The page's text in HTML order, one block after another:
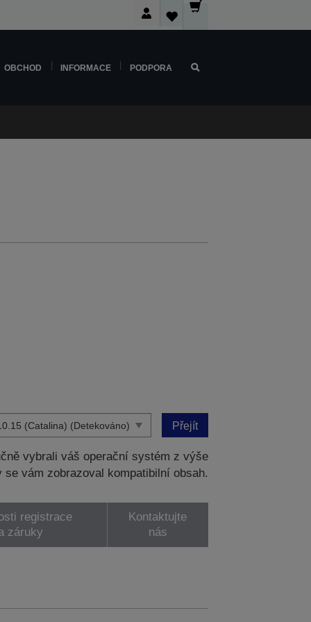
OBCHOD INFORMACE PODPORA
Přejít
vybrali váš operační systém z výše
se vám zobrazoval kompatibilní obsah.
registrace
záruky
Kontaktujte
nás